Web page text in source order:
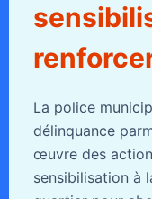
La police
délinquance
œuvre des
sensibilisation à